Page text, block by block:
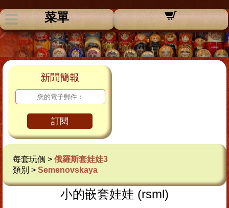
菜單
新聞簡報
訂閱
每套玩偶 > 俄羅斯套娃娃3
類別 > Semenovskaya
小的嵌套娃娃 (rsml)